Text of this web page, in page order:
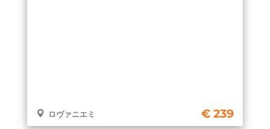
ロヴァニエミ 239